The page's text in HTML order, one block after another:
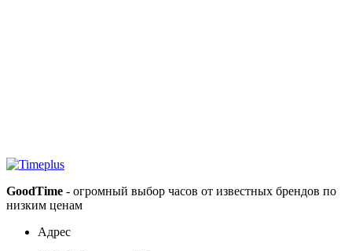
GoodTime - огромный выбор часов от известных брендов по
низким ценам
Адрес